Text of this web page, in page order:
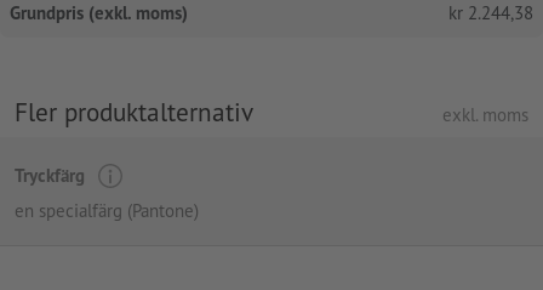
Grundpris (exkl. moms) kr 2.244,38
Fler produktalternativ exkl. moms
Tryckfärg
en specialfärg (Pantone)